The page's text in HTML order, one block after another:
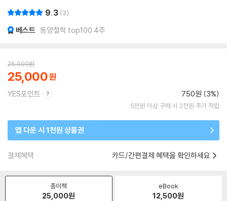
9.3 3
베스트 동양철학 top100 4주
25,000원
25,000
YES포인트 750원 (3%)
5만원 이상 구매 시 2천원 추가 적립
앱 다운 시 1천원 상품권
결제혜택 카드/간편결제 혜택을 확인하세요
종이책
25,000원
eBook
12,500원